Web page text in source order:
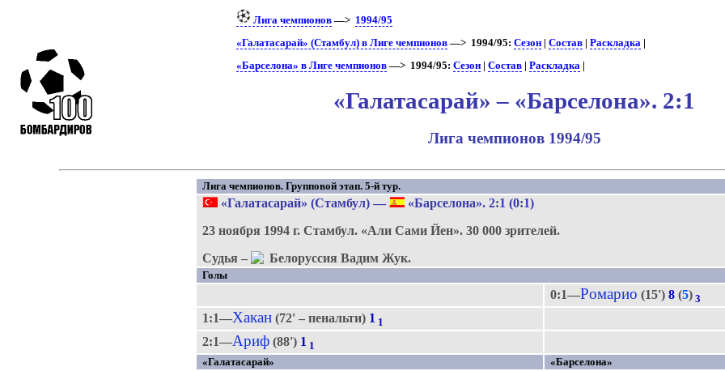
Лига чемпионов—> 1994/95
«Галатасарай» (Стамбул) в Лиге чемпионов—> 1994/95: Сезон| Состав| Раскладка |
«Барселона» в Лиге чемпионов—> 1994/95: Сезон| Состав| Раскладка |
«Галатасарай» – «Барселона». 2:1
Лига чемпионов 1994/95
Лига чемпионов. Групповой этап. 5-й тур.
«Галатасарай» (Стамбул) — «Барселона». 2:1 (0:1)
23 ноября 1994 г.Стамбул. «Али Сами Йен».30 000 зрителей.
Судья –
Вадим Жук.
Голы
0:1—Ромарио (15')8 (5) 3
1:1—Хакан (72' – пенальти) 1 1
2:1—Ариф (88') 1 1
«Галатасарай»
«Барселона»